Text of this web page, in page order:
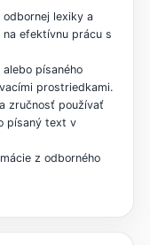
lexiky a
efektívnu prácu s
písaného
prostriedkami.
zručnosť používať
písaný text v
z odborného